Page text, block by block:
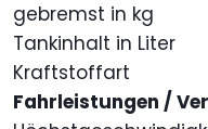
gebremst in kg
Tankinhalt in Liter
Kraftstoffart
Fahrleistungen /